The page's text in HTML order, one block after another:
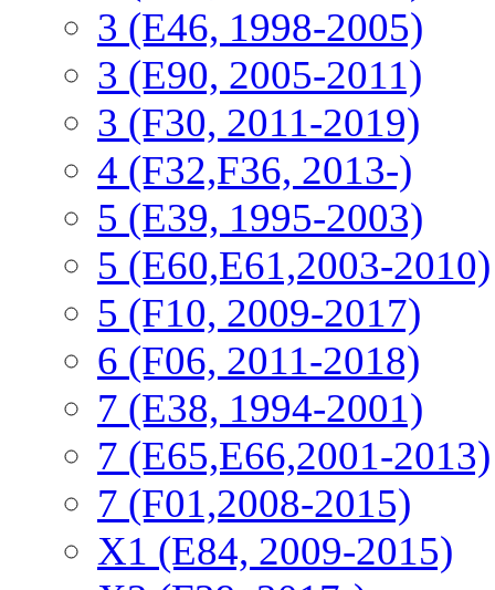
3 (E46, 1998-2005)
3 (E90, 2005-2011)
3 (F30, 2011-2019)
4 (F32,F36, 2013-)
5 (E39, 1995-2003)
5 (E60,E61,2003-2010)
5 (F10, 2009-2017)
6 (F06, 2011-2018)
7 (E38, 1994-2001)
7 (E65,E66,2001-2013)
7 (F01,2008-2015)
X1 (E84, 2009-2015)